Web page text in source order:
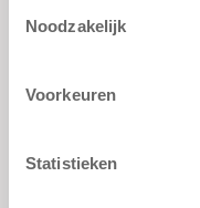
Noodzakelijk
Voorkeuren
Statistieken